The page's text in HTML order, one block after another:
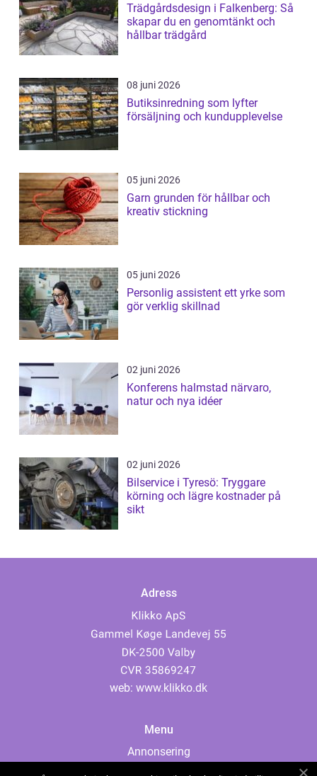
Trädgårdsdesign i Falkenberg: Så
skapar du en genomtänkt och
hållbar trädgård
08 juni 2026
Butiksinredning som lyfter
försäljning och kundupplevelse
05 juni 2026
Garn grunden för hållbar och
kreativ stickning
05 juni 2026
Personlig assistent ett yrke som
gör verklig skillnad
02 juni 2026
Konferens halmstad närvaro,
natur och nya idéer
02 juni 2026
Bilservice i Tyresö: Tryggare
körning och lägre kostnader på
sikt
Adress
web: www.klikko.dk
Menu
Annonsering